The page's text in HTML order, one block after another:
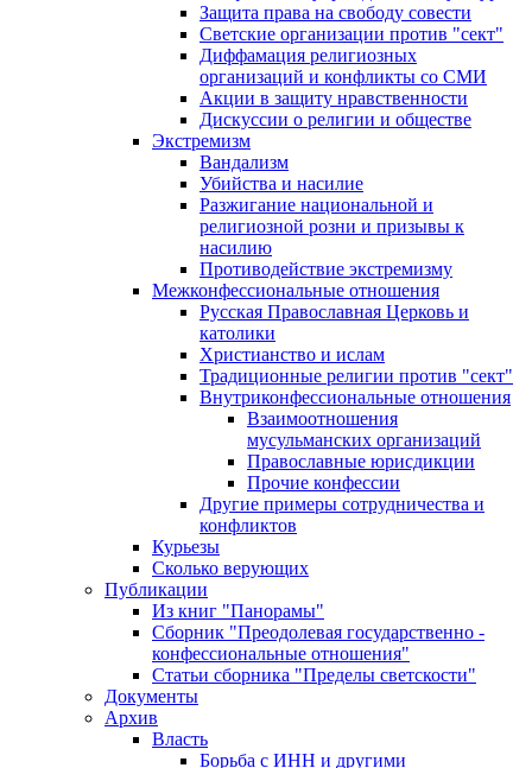
Защита права на свободу совести
Светские организации против "сект"
Диффамация религиозных
организаций и конфликты со СМИ
Акции в защиту нравственности
Дискуссии о религии и обществе
Экстремизм
Вандализм
Убийства и насилие
Разжигание национальной и
религиозной розни и призывы к
насилию
Противодействие экстремизму
Межконфессиональные отношения
Русская Православная Церковь и
католики
Христианство и ислам
Традиционные религии против "сект"
Внутриконфессиональные отношения
Взаимоотношения
мусульманских организаций
Православные юрисдикции
Прочие конфессии
Другие примеры сотрудничества и
конфликтов
Курьезы
Сколько верующих
Публикации
Из книг "Панорамы"
Сборник "Преодолевая государственно -
конфессиональные отношения"
Статьи сборника "Пределы светскости"
Документы
Архив
Власть
Борьба с ИНН и другими